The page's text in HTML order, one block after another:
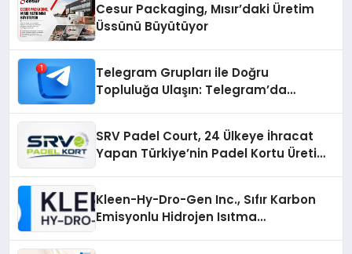
Cesur Packaging, Mısır’daki Üretim
Üssünü Büyütüyor
Telegram Grupları ile Doğru
Topluluğa Ulaşın: Telegram’da
SRV Padel Court, 24 Ülkeye İhracat
Yapan Türkiye’nin Padel Kortu Üretim
Kleen-Hy-Dro-Gen Inc., Sıfır Karbon
Emisyonlu Hidrojen Isıtma